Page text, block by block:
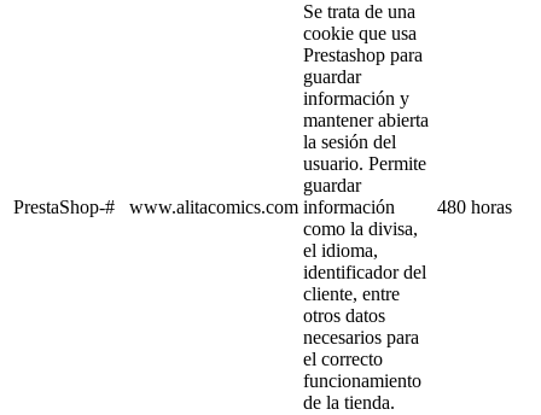
PrestaShop-# www.alitacomics.com
Se trata de una
cookie que usa
Prestashop para
guardar
información y
mantener abierta
la sesión del
usuario. Permite
guardar
información
como la divisa,
el idioma,
identificador del
cliente, entre
otros datos
necesarios para
el correcto
funcionamiento
de la tienda.
480 horas